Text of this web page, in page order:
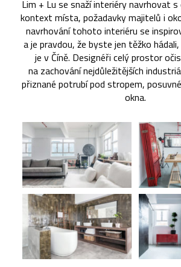
Lim + Lu se snaží interiéry navrhovat s
kontext místa, požadavky majitelů i
navrhování tohoto interiéru se
a je pravdou, že byste jen těžko
je v Číně. Designéři celý prostor
na zachování nejdůležitějších
přiznané potrubí pod stropem,
okna.